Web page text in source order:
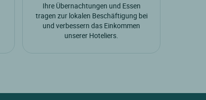
Ihre Übernachtungen und Essen
tragen zur lokalen Beschäftigung bei
und verbessern das Einkommen
unserer Hoteliers.